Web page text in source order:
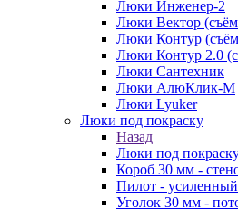
Люки Инженер-2
Люки Вектор
Люки Контур
Люки Контур 2.0
Люки Сантехник
Люки АлюКлик-М
Люки Lyuker
Люки под покраску
Назад
Люки под
Короб 30 мм -
Пилот -
Уголок 30 мм -